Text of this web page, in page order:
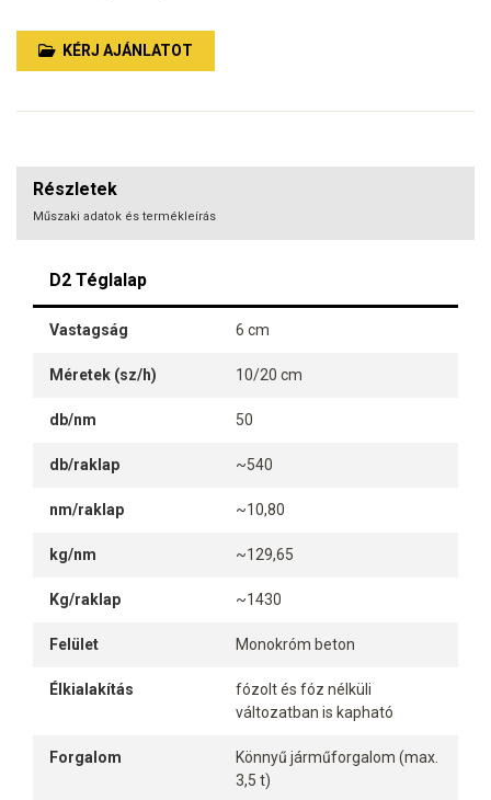
KÉRJ AJÁNLATOT
Részletek
Műszaki adatok és termékleírás
D2 Téglalap
Vastagság 6 cm
Méretek (sz/h) 10/20 cm
db/nm 50
db/raklap ~540
nm/raklap ~10,80
kg/nm ~129,65
Kg/raklap ~1430
Felület Monokróm beton
Élkialakítás
fózolt és fóz nélküli
változatban is kapható
Forgalom
Könnyű járműforgalom (max.
3,5 t)